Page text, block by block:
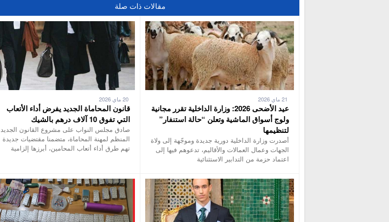
مقالات ذات صلة
عيد الأضحى 2026: وزارة الداخلية تقرر مجانية
ولوج أسواق الماشية وتعلن “حالة استنفار”
لتنظيمها
أصدرت وزارة الداخلية دورية جديدة وموجّهة إلى ولاة
الجهات وعمال العمالات والأقاليم، تدعوهم فيها إلى
اعتماد حزمة من التدابير الاستثنائية
قانون المحاماة الجديد يفرض أداء الأتعاب
التي تفوق 10 آلاف درهم بالشيك
صادق مجلس النواب على مشروع القانون الجديد
المنظم لمهنة المحاماة، متضمنا مقتضيات جديدة
تهم طرق أداء أتعاب المحامين، أبرزها إلزامية